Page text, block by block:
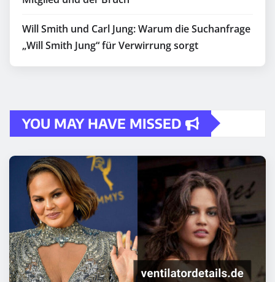
Will Smith und Carl Jung: Warum die Suchanfrage
„Will Smith Jung“ für Verwirrung sorgt
YOU MAY HAVE MISSED